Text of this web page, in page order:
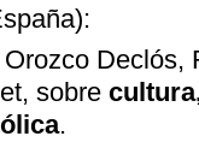
Declós,
sobre
.